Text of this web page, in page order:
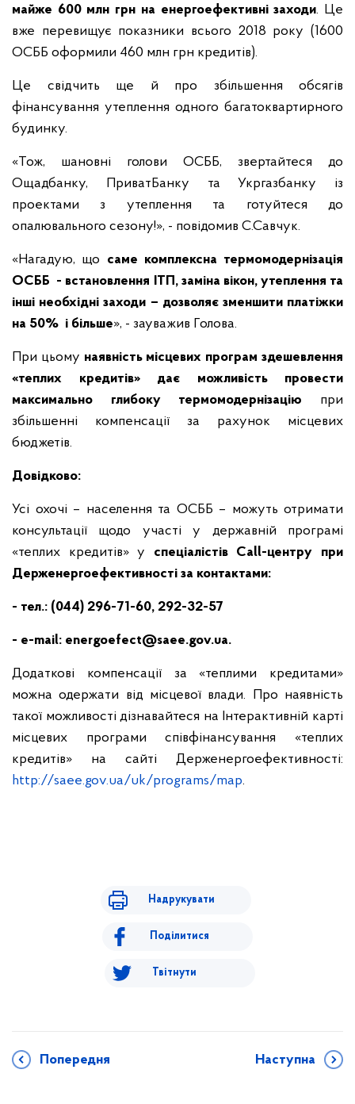
майже 600 млн грн на енергоефективні заходи. Це
вже перевищує показники всього 2018 року (1600
ОСББ оформили 460 млн грн кредитів).
Це свідчить ще й про збільшення обсягів
фінансування утеплення одного багатоквартирного
будинку.
«Тож, шановні голови ОСББ, звертайтеся до
Ощадбанку, ПриватБанку та Укргазбанку із
проектами з утеплення та готуйтеся до
опалювального сезону!», - повідомив С.Савчук.
«Нагадую, що саме комплексна термомодернізація
ОСББ - встановлення ІТП, заміна вікон, утеплення та
інші необхідні заходи – дозволяє зменшити платіжки
на 50% і більше», - зауважив Голова.
При цьому наявність місцевих програм здешевлення
«теплих кредитів» дає можливість провести
максимально глибоку термомодернізацію при
збільшенні компенсації за рахунок місцевих
бюджетів.
Довідково:
Усі охочі – населення та ОСББ – можуть отримати
консультації щодо участі у державній програмі
«теплих кредитів» у спеціалістів Call-центру при
Держенергоефективності за контактами:
- тел.: (044) 296-71-60, 292-32-57
- e-mail: energoefect@saee.gov.ua.
Додаткові компенсації за «теплими кредитами»
можна одержати від місцевої влади. Про наявність
такої можливості дізнавайтеся на Інтерактивній карті
місцевих програми співфінансування «теплих
кредитів» на сайті Держенергоефективності:
http://saee.gov.ua/uk/programs/map.
Надрукувати
Поділитися
Твітнути
Попередня Наступна